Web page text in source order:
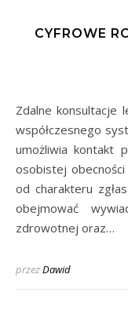
CYFROWE
Zdalne konsultacje lekarskie stanowią jeden z elementów
współczesnego
umożliwia kontakt
osobistej
od charakteru
obejmować
zdrowotnej oraz…
przezDawid